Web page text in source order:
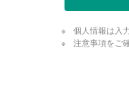
個人情報は入
注意事項をご